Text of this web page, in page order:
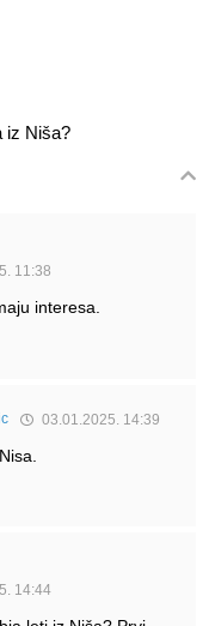
iz Niša?
11:38
interesa.
03.01.2025. 14:39
14:44